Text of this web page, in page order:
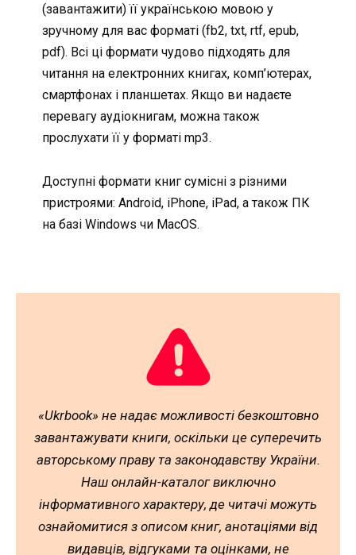
(завантажити) її українською мовою у
зручному для вас форматі (fb2, txt, rtf, epub,
pdf). Всі ці формати чудово підходять для
читання на електронних книгах, комп’ютерах,
смартфонах і планшетах. Якщо ви надаєте
перевагу аудіокнигам, можна також
прослухати її у форматі mp3.
Доступні формати книг сумісні з різними
пристроями: Android, iPhone, iPad, а також ПК
на базі Windows чи MacOS.
«Ukrbook» не надає можливості безкоштовно
завантажувати книги, оскільки це суперечить
авторському праву та законодавству України.
Наш онлайн-каталог виключно
інформативного характеру, де читачі можуть
ознайомитися з описом книг, анотаціями від
видавців, відгуками та оцінками, не